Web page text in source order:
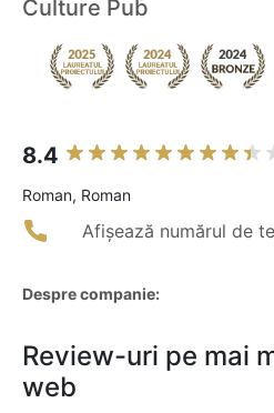
Culture Pub
8.4
Roman, Roman
Afișează numărul de
Despre companie:
Review-uri pe mai
web